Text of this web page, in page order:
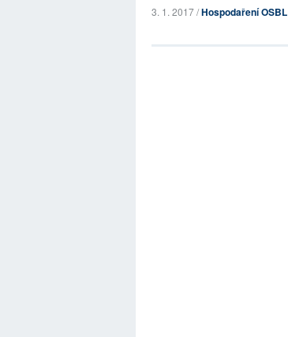
3. 1. 2017 /Hospodaření